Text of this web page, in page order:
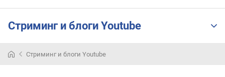
л
т
о
Стриминг и блоги Youtube
Стриминг и блоги Youtube